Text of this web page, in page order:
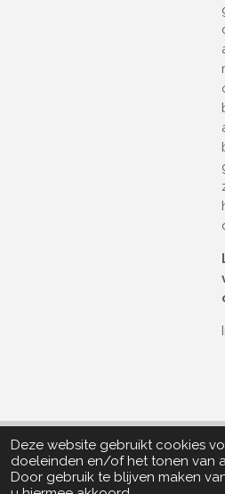
Deze website gebruikt cookies
doeleinden en/of het tonen van
Door gebruik te blijven maken
© 2022 - 2026 Particle Collector